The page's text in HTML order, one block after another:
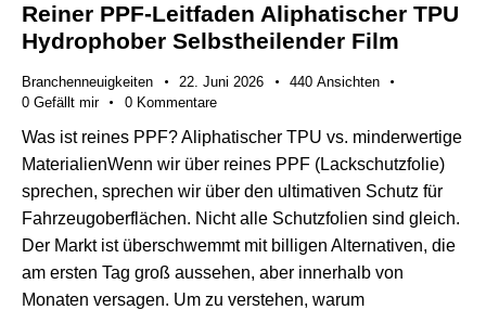
Reiner PPF-Leitfaden Aliphatischer TPU
Hydrophober Selbstheilender Film
Branchenneuigkeiten 22. Juni 2026 440 Ansichten
0 Gefällt mir 0 Kommentare
Was ist reines PPF? Aliphatischer TPU vs. minderwertige
MaterialienWenn wir über reines PPF (Lackschutzfolie)
sprechen, sprechen wir über den ultimativen Schutz für
Fahrzeugoberflächen. Nicht alle Schutzfolien sind gleich.
Der Markt ist überschwemmt mit billigen Alternativen, die
am ersten Tag groß aussehen, aber innerhalb von
Monaten versagen. Um zu verstehen, warum